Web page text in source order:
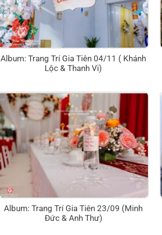
Album: Trang Trí Gia Tiên 04/11 ( Khánh
Lộc & Thanh Vi)
Album: Trang Trí Gia Tiên 23/09 (Minh
Đức & Anh Thư)